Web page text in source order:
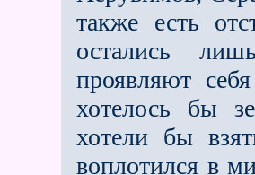
также есть
остались
проявляют
хотелось бы
хотели бы
воплотился в